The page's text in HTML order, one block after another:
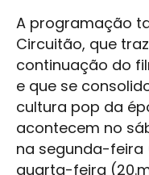
A programação
Circuitão, que
continuação do
e que se
cultura pop da
acontecem no
na segunda-feira
quarta-feira